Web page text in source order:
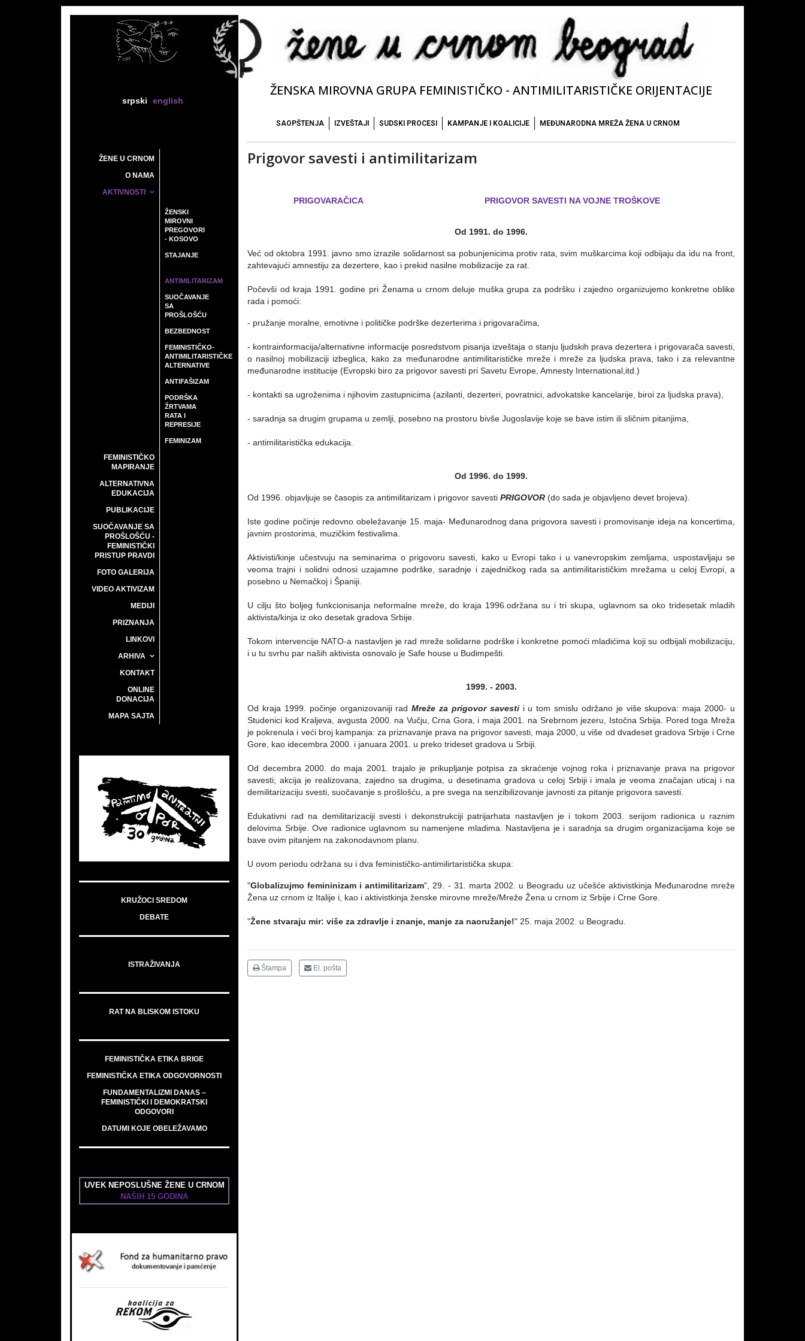
srpski english
ŽENSKA MIROVNA GRUPA FEMINISTIČKO - ANTIMILITARISTIČKE ORIJENTACIJE
SAOPŠTENJA IZVEŠTAJI SUDSKI PROCESI KAMPANJE I KOALICIJE MEĐUNARODNA MREŽA ŽENA U CRNOM
ŽENE U CRNOM
O NAMA
AKTIVNOSTI
ŽENSKI
MIROVNI
PREGOVORI
- KOSOVO
STAJANJE
ANTIMILITARIZAM
SUOČAVANJE
SA
PROŠLOŠĆU
BEZBEDNOST
FEMINISTIČKO-
ANTIMILITARISTIČKE
ALTERNATIVE
ANTIFAŠIZAM
PODRŠKA
ŽRTVAMA
RATA I
REPRESIJE
FEMINIZAM
FEMINISTIČKO
MAPIRANJE
ALTERNATIVNA
EDUKACIJA
PUBLIKACIJE
SUOČAVANJE SA
PROŠLOŠĆU -
FEMINISTIČKI
PRISTUP PRAVDI
FOTO GALERIJA
VIDEO AKTIVIZAM
MEDIJI
PRIZNANJA
LINKOVI
ARHIVA
KONTAKT
ONLINE
DONACIJA
MAPA SAJTA
KRUŽOCI SREDOM
DEBATE
ISTRAŽIVANJA
RAT NA BLISKOM ISTOKU
FEMINISTIČKA ETIKA BRIGE
FEMINISTIČKA ETIKA ODGOVORNOSTI
FUNDAMENTALIZMI DANAS –
FEMINISTIČKI I DEMOKRATSKI
ODGOVORI
DATUMI KOJE OBELEŽAVAMO
UVEK NEPOSLUŠNE ŽENE U CRNOM
NAŠIH 15 GODINA
Prigovor savesti i antimilitarizam
PRIGOVARAČICA PRIGOVOR SAVESTI NA VOJNE TROŠKOVE
Od 1991. do 1996.
Već od oktobra 1991. javno smo izrazile solidarnost sa pobunjenicima protiv rata, svim muškarcima koji odbijaju da idu na front,
zahtevajući amnestiju za dezertere, kao i prekid nasilne mobilizacije za rat.
Počevši od kraja 1991. godine pri Ženama u crnom deluje muška grupa za podršku i zajedno organizujemo konkretne oblike
rada i pomoći:
- pružanje moralne, emotivne i političke podrške dezerterima i prigovaračima,
- kontrainformacija/alternativne informacije posredstvom pisanja izveštaja o stanju ljudskih prava dezertera i prigovarača savesti,
o nasilnoj mobilizaciji izbeglica, kako za međunarodne antimilitarističke mreže i mreže za ljudska prava, tako i za relevantne
međunarodne institucije (Evropski biro za prigovor savesti pri Savetu Evrope, Amnesty International,itd.)
- kontakti sa ugroženima i njihovim zastupnicima (azilanti, dezerteri, povratnici, advokatske kancelarije, biroi za ljudska prava),
- saradnja sa drugim grupama u zemlji, posebno na prostoru bivše Jugoslavije koje se bave istim ili sličnim pitanjima,
- antimilitaristička edukacija.
Od 1996. do 1999.
Od 1996. objavljuje se časopis za antimilitarizam i prigovor savestiPRIGOVOR (do sada je objavljeno devet brojeva).
Iste godine počinje redovno obeležavanje 15. maja- Međunarodnog dana prigovora savesti i promovisanje ideja na koncertima,
javnim prostorima, muzičkim festivalima.
Aktivisti/kinje učestvuju na seminarima o prigovoru savesti, kako u Evropi tako i u vanevropskim zemljama, uspostavljaju se
veoma trajni i solidni odnosi uzajamne podrške, saradnje i zajedničkog rada sa antimilitarističkim mrežama u celoj Evropi, a
posebno u Nemačkoj i Španiji.
U cilju što boljeg funkcionisanja neformalne mreže, do kraja 1996.održana su i tri skupa, uglavnom sa oko tridesetak mladih
aktivista/kinja iz oko desetak gradova Srbije.
Tokom intervencije NATO-a nastavljen je rad mreže solidarne podrške i konkretne pomoći mladićima koji su odbijali mobilizaciju,
i u tu svrhu par naših aktivista osnovalo je Safe house u Budimpešti.
1999. - 2003.
Od kraja 1999. počinje organizovaniji radMreže za prigovor savestii u tom smislu održano je više skupova: maja 2000- u
Studenici kod Kraljeva, avgusta 2000. na Vučju, Crna Gora, i maja 2001. na Srebrnom jezeru, Istočna Srbija. Pored toga Mreža
je pokrenula i veći broj kampanja: za priznavanje prava na prigovor savesti, maja 2000, u više od dvadeset gradova Srbije i Crne
Gore, kao idecembra 2000. i januara 2001. u preko trideset gradova u Srbiji.
Od decembra 2000. do maja 2001. trajalo je prikupljanje potpisa za skraćenje vojnog roka i priznavanje prava na prigovor
savesti; akcija je realizovana, zajedno sa drugima, u desetinama gradova u celoj Srbiji i imala je veoma značajan uticaj i na
demilitarizaciju svesti, suočavanje s prošlošću, a pre svega na senzibilizovanje javnosti za pitanje prigovora savesti.
Edukativni rad na demilitarizaciji svesti i dekonstrukciji patrijarhata nastavljen je i tokom 2003. serijom radionica u raznim
delovima Srbije. Ove radionice uglavnom su namenjene mladima. Nastavljena je i saradnja sa drugim organizacijama koje se
bave ovim pitanjem na zakonodavnom planu.
U ovom periodu održana su i dva feminističko-antimilirtaristička skupa:
"Globalizujmo femininizam i antimilitarizam", 29. - 31. marta 2002. u Beogradu uz učešće aktivistkinja Međunarodne mreže
Žena uz crnom iz Italije i, kao i aktivistkinja ženske mirovne mreže/Mreže Žena u crnom iz Srbije i Crne Gore.
"Žene stvaraju mir: više za zdravlje i znanje, manje za naoružanje!" 25. maja 2002. u Beogradu.
Štampa El. pošta